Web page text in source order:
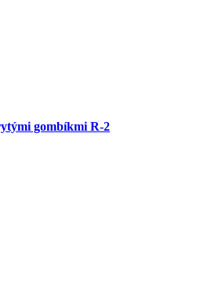
gombíkmi R-2